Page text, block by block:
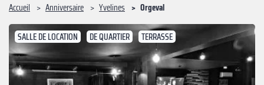
Accueil
Anniversaire Yvelines Orgeval
SALLE DE LOCATION DE QUARTIER TERRASSE